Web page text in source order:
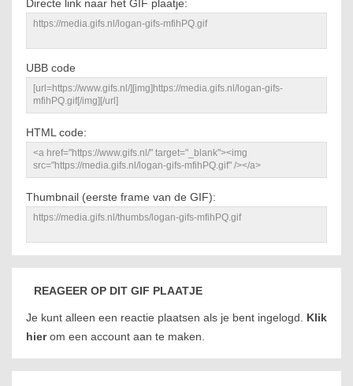
Directe link naar het GIF plaatje:
UBB code
HTML code:
Thumbnail (eerste frame van de GIF):
REAGEER OP DIT GIF PLAATJE
Je kunt alleen een reactie plaatsen als je bent ingelogd. Klik
hierom een account aan te maken.